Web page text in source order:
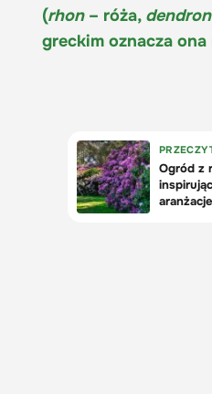
(rhon– róża, dendron
greckim oznacza